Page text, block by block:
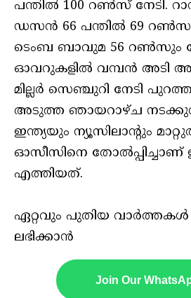
പന്തിൽ 100 റൺസ് നേടി.
ഡസൻ 66 പന്തിൽ 69 റൺസും
ടെംബ ബാവുമ 56 റൺസും
ഓവറുകളിൽ വമ്പൻ അടി
മില്ലർ സെഞ്ചുറി നേടി
അടുത്ത ഞായറാഴ്ച
ഇന്ത്യയും ന്യൂസിലാന്റും
ഓസീസിനെ
എത്തിയത്.
ഏറ്റവും പുതിയ വാർത്തകൾ
ലഭിക്കാൻ
Join Our